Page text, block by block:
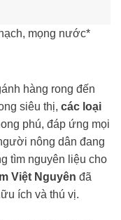
mọng nước*
hàng rong đến
siêu thị, các loại
phú, đáp ứng mọi
nông dân đang
tìm nguyên liệu cho
Việt Nguyên đã
ích và thú vị.